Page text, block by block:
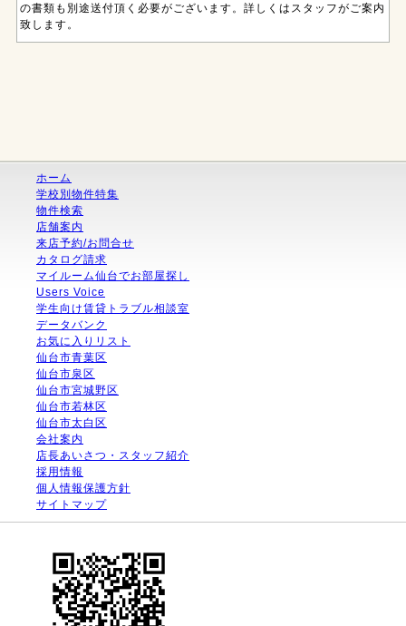
の書類も別途送付頂く必要がございます。詳しくはスタッフがご案内
致します。
ホーム
学校別物件特集
物件検索
店舗案内
来店予約/お問合せ
カタログ請求
マイルーム仙台でお部屋探し
Users Voice
学生向け賃貸トラブル相談室
データバンク
お気に入りリスト
仙台市青葉区
仙台市泉区
仙台市宮城野区
仙台市若林区
仙台市太白区
会社案内
店長あいさつ・スタッフ紹介
採用情報
個人情報保護方針
サイトマップ